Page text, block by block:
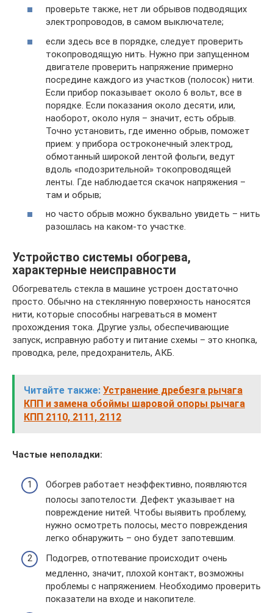
проверьте также, нет ли обрывов подводящих
электропроводов, в самом выключателе;
если здесь все в порядке, следует проверить
токопроводящую нить. Нужно при запущенном
двигателе проверить напряжение примерно
посредине каждого из участков (полосок) нити.
Если прибор показывает около 6 вольт, все в
порядке. Если показания около десяти, или,
наоборот, около нуля – значит, есть обрыв.
Точно установить, где именно обрыв, поможет
прием: у прибора остроконечный электрод,
обмотанный широкой лентой фольги, ведут
вдоль «подозрительной» токопроводящей
ленты. Где наблюдается скачок напряжения –
там и обрыв;
но часто обрыв можно буквально увидеть – нить
разошлась на каком-то участке.
Устройство системы обогрева,
характерные неисправности
Обогреватель стекла в машине устроен достаточно
просто. Обычно на стеклянную поверхность наносятся
нити, которые способны нагреваться в момент
прохождения тока. Другие узлы, обеспечивающие
запуск, исправную работу и питание схемы – это кнопка,
проводка, реле, предохранитель, АКБ.
Читайте также: Устранение дребезга рычага
КПП и замена обоймы шаровой опоры рычага
КПП 2110, 2111, 2112
Частые неполадки:
Обогрев работает неэффективно, появляются
полосы запотелости. Дефект указывает на
повреждение нитей. Чтобы выявить проблему,
нужно осмотреть полосы, место повреждения
легко обнаружить – оно будет запотевшим.
Подогрев, отпотевание происходит очень
медленно, значит, плохой контакт, возможны
проблемы с напряжением. Необходимо проверить
показатели на входе и накопителе.